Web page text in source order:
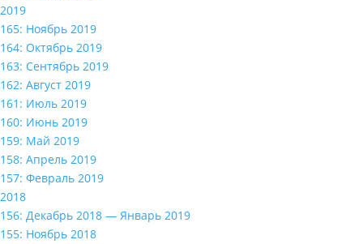
2019
165: Ноябрь 2019
164: Октябрь 2019
163: Сентябрь 2019
162: Август 2019
161: Июль 2019
160: Июнь 2019
159: Май 2019
158: Апрель 2019
157: Февраль 2019
2018
156: Декабрь 2018 — Январь 2019
155: Ноябрь 2018